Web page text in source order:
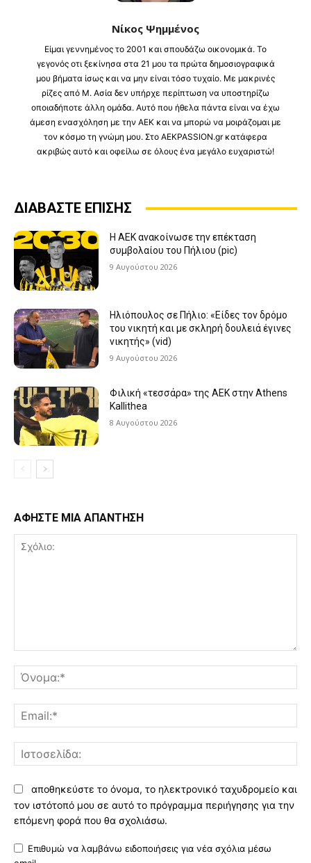
Νίκος Ψημμένος
Είμαι γεννημένος το 2001 και σπουδάζω οικονομικά. Το
γεγονός οτι ξεκίνησα στα 21 μου τα πρώτα δημοσιογραφικά
μου βήματα ίσως και να μην είναι τόσο τυχαίο. Με μακρινές
ρίζες από Μ. Ασία δεν υπήρχε περίπτωση να υποστηρίζω
οποιαδήποτε άλλη ομάδα. Αυτό που ήθελα πάντα είναι να έχω
άμεση ενασχόληση με την ΑΕΚ και να μπορώ να μοιράζομαι με
τον κόσμο τη γνώμη μου. Στο AEKPASSION.gr κατάφερα
ακριβώς αυτό και οφείλω σε όλους ένα μεγάλο ευχαριστώ!
ΔΙΑΒΑΣΤΕ ΕΠΙΣΗΣ
Η ΑΕΚ ανακοίνωσε την επέκταση
συμβολαίου του Πήλιου (pic)
9 Αυγούστου 2026
Ηλιόπουλος σε Πήλιο: «Είδες τον δρόμο
του νικητή και με σκληρή δουλειά έγινες
νικητής» (vid)
9 Αυγούστου 2026
Φιλική «τεσσάρα» της ΑΕΚ στην Athens
Kallithea
8 Αυγούστου 2026
ΑΦΗΣΤΕ ΜΙΑ ΑΠΑΝΤΗΣΗ
αποθηκεύστε το όνομα, το ηλεκτρονικό ταχυδρομείο και
τον ιστότοπό μου σε αυτό το πρόγραμμα περιήγησης για την
επόμενη φορά που θα σχολιάσω.
Επιθυμώ να λαμβάνω ειδοποιήσεις για νέα σχόλια μέσω